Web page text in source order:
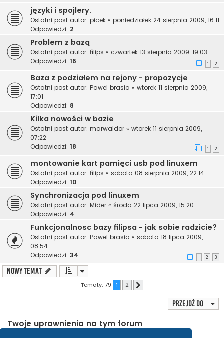
języki i spojlery.
Ostatni post autor: picek « poniedziałek 24 sierpnia 2009, 16:11
Odpowiedzi: 2
Problem z bazą
Ostatni post autor: filips « czwartek 13 sierpnia 2009, 19:03
Odpowiedzi: 16 1 2
Baza z podziałem na rejony - propozycje
Ostatni post autor: Pawel brasia « wtorek 11 sierpnia 2009,
17:01
Odpowiedzi: 8
Kilka nowości w bazie
Ostatni post autor: marwaldor « wtorek 11 sierpnia 2009,
07:22
Odpowiedzi: 18 1 2
montowanie kart pamięci usb pod linuxem
Ostatni post autor: filips « sobota 08 sierpnia 2009, 22:14
Odpowiedzi: 10
Synchronizacja pod linuxem
Ostatni post autor: Mider « środa 22 lipca 2009, 15:20
Odpowiedzi: 4
Funkcjonalnosc bazy filipsa - jak sobie radzicie?
Ostatni post autor: Pawel brasia « sobota 18 lipca 2009,
08:54
Odpowiedzi: 34 1 2 3
NOWY TEMAT
Tematy: 79 1 2
Przejdź do
Twoje uprawnienia na tym forum